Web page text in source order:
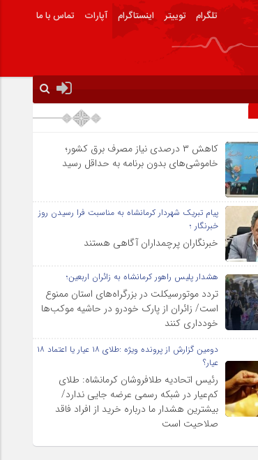
تلگرام توییتر اینستاگرام آپارات تماس با ما
کاهش ۳ درصدی نیاز مصرف برق کشور؛
خاموشی‌های بدون برنامه به حداقل رسید
پیام تبریک شهردار کرمانشاه به مناسبت فرا رسیدن روز
خبرنگار ؛
خبرنگاران پرچمداران آگاهی هستند
هشدار پلیس راهور کرمانشاه به زائران اربعین؛
تردد موتورسیکلت در بزرگراه‌های استان ممنوع
است/ زائران از پارک خودرو در حاشیه موکب‌ها
خودداری کنند
دومین گزارش از پرونده ویژه :طلای ۱۸ عیار یا اعتماد ۱۸
عیار؟
رئیس اتحادیه طلافروشان کرمانشاه: طلای
کم‌عیار در شبکه رسمی عرضه جایی ندارد/
بیشترین هشدار ما درباره خرید از افراد فاقد
صلاحیت است